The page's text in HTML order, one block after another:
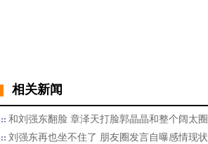
相关新闻
和刘强东翻脸 章泽天打脸郭晶晶和整个阔太圈
刘强东再也坐不住了 朋友圈发言自曝感情现状